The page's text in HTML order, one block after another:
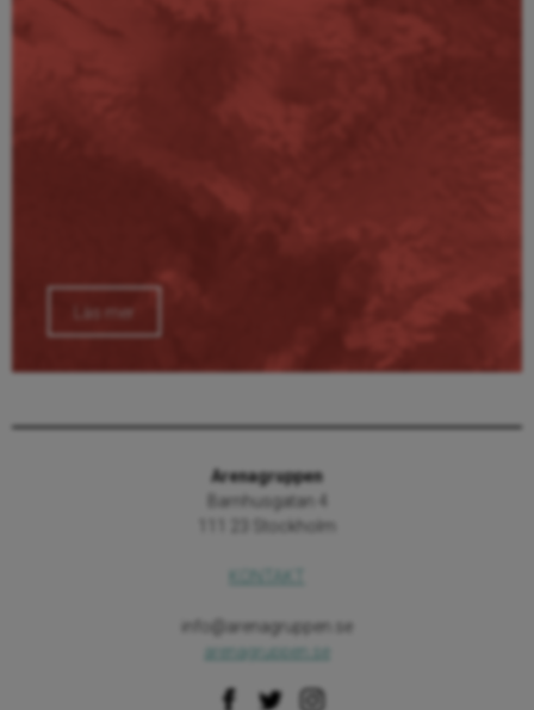
Läs mer
Arenagruppen
Barnhusgatan 4
111 23 Stockholm
info@arenagruppen.se
arenagruppen.se